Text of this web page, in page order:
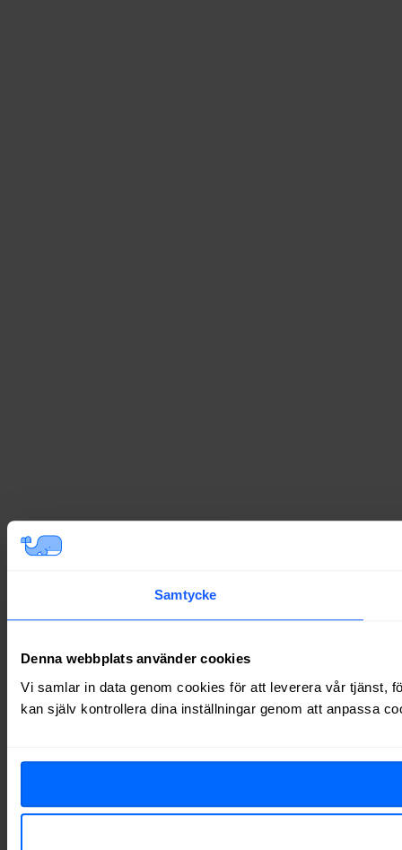
Samtycke
Denna webbplats använder cookies
Vi samlar in data genom cookies för att leverera vår tjänst,
kan själv kontrollera dina inställningar genom att anpassa